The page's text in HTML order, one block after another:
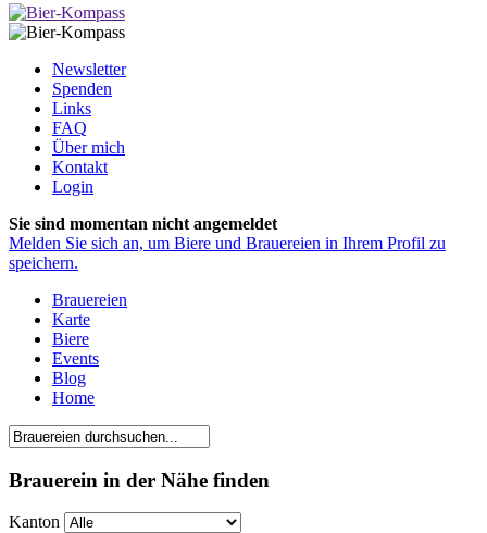
Newsletter
Spenden
Links
FAQ
Über mich
Kontakt
Login
Sie sind momentan nicht angemeldet
Melden Sie sich an, um Biere und Brauereien in Ihrem Profil zu
speichern.
Brauereien
Karte
Biere
Events
Blog
Home
Brauerein in der Nähe finden
Kanton